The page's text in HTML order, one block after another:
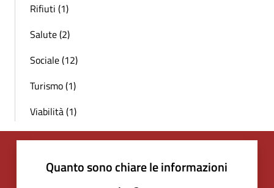
Rifiuti (1)
Salute (2)
Sociale (12)
Turismo (1)
Viabilità (1)
Quanto sono chiare le informazioni